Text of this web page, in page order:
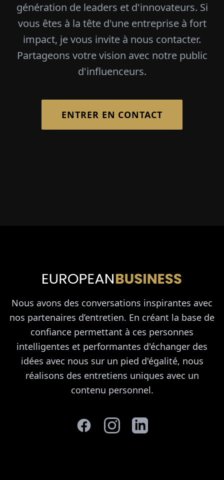
génération de leaders et d'innovateurs. Si
vous êtes à la tête d'une entreprise à fort
impact, je vous invite à nous contacter.
Partageons votre vision avec notre public
d'influenceurs.
ENTRER EN CONTACT
Nous avons des conversations inspirantes avec
nos partenaires d’entretien. En créant la base de
confiance permettant à ces personnes
intelligentes et performantes d'échanger des
idées avec nous sur un pied d'égalité, nous
réalisons des entretiens uniques avec un
contenu personnel.